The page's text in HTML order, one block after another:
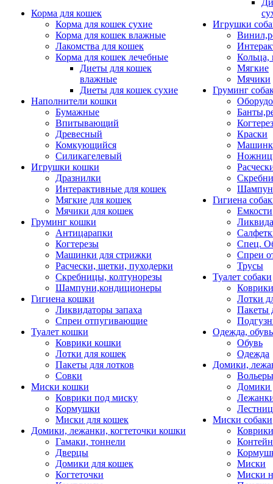
Корма для кошек
Корма для кошек сухие
Корма для кошек влажные
Лакомства для кошек
Корма для кошек лечебные
Диеты для кошек
влажные
Диеты для кошек сухие
Наполнители кошки
Бумажные
Впитывающий
Древесный
Комкующийся
Силикагелевый
Игрушки кошки
Дразнилки
Интерактивные для кошек
Мягкие для кошек
Мячики для кошек
Груминг кошки
Антицарапки
Когтерезы
Машинки для стрижки
Расчески, щетки, пуходерки
Скребницы, колтунорезы
Шампуни,кондиционеры
Гигиена кошки
Ликвидаторы запаха
Спреи отпугивающие
Туалет кошки
Коврики кошки
Лотки для кошек
Пакеты для лотков
Совки
Миски кошки
Коврики под миску
Кормушки
Миски для кошек
Домики, лежанки, когтеточки кошки
Гамаки, тоннели
Дверцы
Домики для кошек
Когтеточки
Игрушки
Кольца,
Мягкие
Мячики
Груминг
Краски
Гигиена
Емкости
Спец.
Спреи
Трусы
Туалет собаки
Коврики
Лотки
Пакеты
Одежда, обувь
Обувь
Одежда
Домики,
Домики
Миски собаки
Миски
Миски